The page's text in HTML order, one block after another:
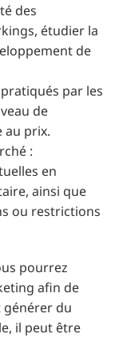
des
étudier la
de
par les
de
au prix.
:
en
ainsi que
ou restrictions
pourrez
afin de
du
il peut être